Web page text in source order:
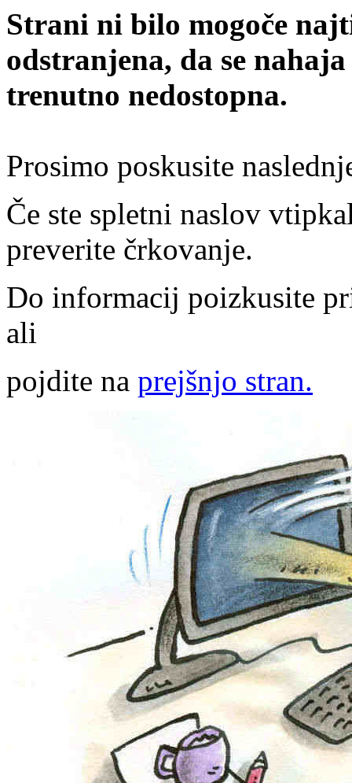
Strani ni bilo mogoče
odstranjena, da se
trenutno nedostopna.
Prosimo poskusite
Če ste spletni naslov
preverite črkovanje.
Do informacij poizkusite
ali
pojdite na prejšnjo stran.